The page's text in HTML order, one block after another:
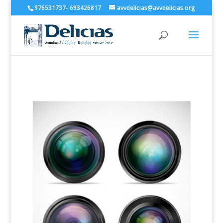
976531737- 693426817 avvdelicias@avvdelicias.org